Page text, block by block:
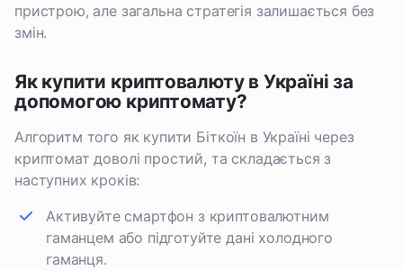
пристрою, але загальна стратегія залишається без
змін.
Як купити криптовалюту в Україні за
допомогою криптомату?
Алгоритм того як купити Біткоїн в Україні через
криптомат доволі простий, та складається з
наступних кроків:
Активуйте смартфон з криптовалютним
гаманцем або підготуйте дані холодного
гаманця.